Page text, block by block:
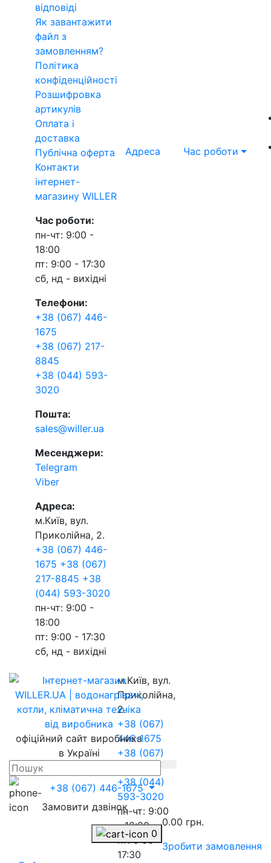
відповіді
Як завантажити
файл з
замовленням?
Політика
конфіденційності
Розшифровка
артикулів
Оплата і
доставка
Публічна оферта
Контакти
інтернет-
магазину WILLER
Час роботи:
пн-чт: 9:00 -
18:00
пт: 9:00 - 17:30
сб, нд - вихідні
Телефони:
+38 (067) 446-
1675
+38 (067) 217-
8845
+38 (044) 593-
3020
Пошта:
sales@willer.ua
Месенджери:
Telegram
Viber
Адреса:
м.Київ, вул.
Приколійна, 2.
+38 (067) 446-
1675 +38 (067)
217-8845 +38
(044) 593-3020
пн-чт: 9:00 -
18:00
пт: 9:00 - 17:30
сб, нд - вихідні
Адреса
м.Київ, вул.
Приколійна,
2.
+38 (067)
446-1675
+38 (067)
+38 (044)
593-3020
пн-чт: 9:00
- 18:00
пт: 9:00 -
17:30
Час роботи
офіційний сайт виробника
в Україні
+38 (067) 446-1675
Замовити дзвінок
0
0.00 грн.
Зробити замовлення